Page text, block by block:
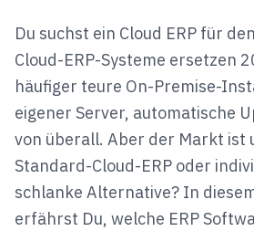
Du suchst ein Cloud ERP für
Cloud-ERP-Systeme ersetzen
häufiger teure On-Premise-
eigener Server, automatische
von überall. Aber der Markt ist
Standard-Cloud-ERP oder
schlanke Alternative? In
erfährst Du, welche ERP